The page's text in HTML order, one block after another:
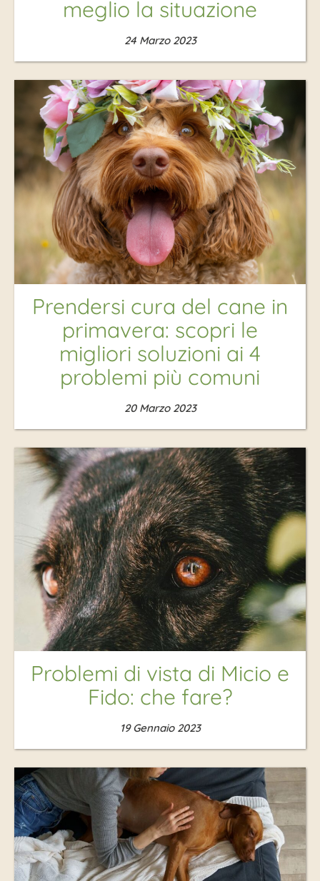
meglio la situazione
24 Marzo 2023
Prendersi cura del cane in
primavera: scopri le
migliori soluzioni ai 4
problemi più comuni
20 Marzo 2023
Problemi di vista di Micio e
Fido: che fare?
19 Gennaio 2023